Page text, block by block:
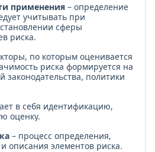
применения – определение
учитывать при
сферы
риска.
по которым оценивается
риска формируется на
законодательства, политики
в себя идентификацию,
оценку.
– процесс определения,
описания элементов риска.